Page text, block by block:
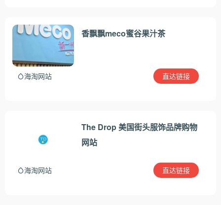
香飘飘meco蜜谷果汁茶
海淘网站 直达链接
The Drop 美国街头服饰品牌购物
网站
海淘网站 直达链接